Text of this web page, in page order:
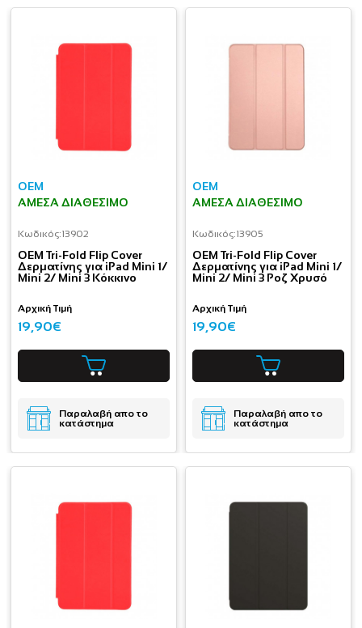
OEM
ΆΜΕΣΑ ΔΙΑΘΈΣΙΜΟ
Κωδικός:13902
OEM Tri-Fold Flip Cover
Δερματίνης για iPad Mini 1/
Mini 2/ Mini 3 Κόκκινο
Αρχική Τιμή
19,90€
Παραλαβή απο το
κατάστημα
OEM
ΆΜΕΣΑ ΔΙΑΘΈΣΙΜΟ
Κωδικός:13905
OEM Tri-Fold Flip Cover
Δερματίνης για iPad Mini 1/
Mini 2/ Mini 3 Ροζ Χρυσό
Αρχική Τιμή
19,90€
Παραλαβή απο το
κατάστημα